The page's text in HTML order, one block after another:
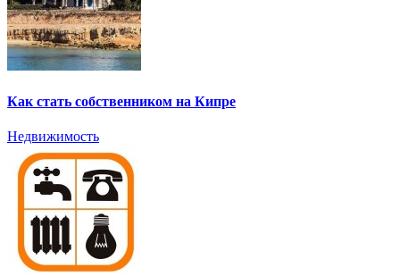
Как стать собственником на Кипре
Недвижимость